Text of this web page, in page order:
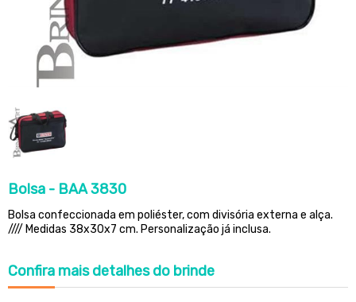
Bolsa - BAA 3830
Bolsa confeccionada em poliéster, com divisória externa e alça.
//// Medidas 38x30x7 cm. Personalização já inclusa.
Confira mais detalhes do brinde